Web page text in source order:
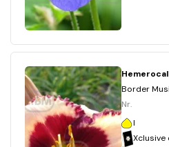
Border
Nr.
I